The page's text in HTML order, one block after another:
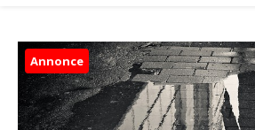
Annonce